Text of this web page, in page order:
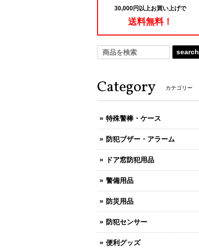
30,000円以上お買い上げで
送料無料！
search
Category カテゴリー
特殊警棒・ケース
防犯ブザー・アラーム
ドア窓防犯用品
警備用品
防災用品
防犯センサー
便利グッズ